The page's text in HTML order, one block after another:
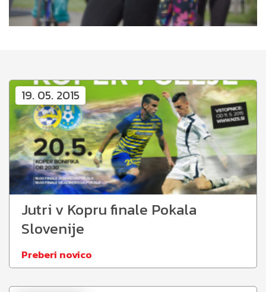
19. 05. 2015
Jutri v Kopru finale Pokala
Slovenije
Preberi novico